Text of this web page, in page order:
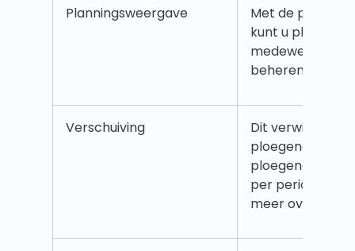
Planningsweergave
Met de
kunt u ploegen
medewerkers
beheren. Lees
Verschuiving
Dit verwijst
ploegendienst,
per periode van
meer over